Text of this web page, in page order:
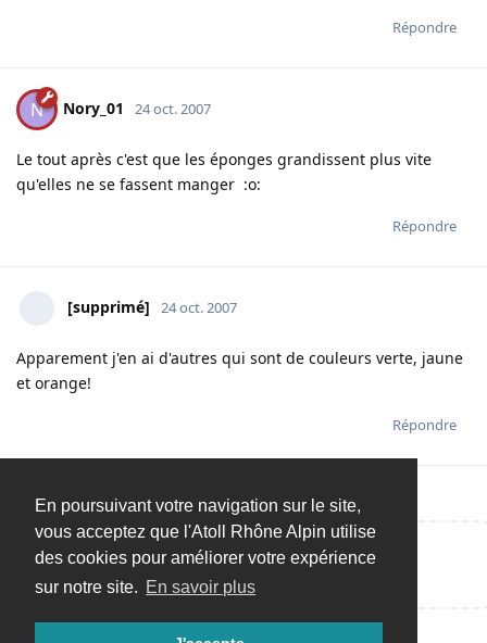
En poursuivant votre navigation sur le site,
vous acceptez que l'Atoll Rhône Alpin utilise
des cookies pour améliorer votre expérience
sur notre site. En savoir plus
Répondre
N Nory_01 24 oct. 2007
Le tout après c'est que les éponges grandissent plus vite
qu'elles ne se fassent manger :o:
Répondre
[supprimé] 24 oct. 2007
Apparement j'en ai d'autres qui sont de couleurs verte, jaune
et orange!
Répondre
Répondre…